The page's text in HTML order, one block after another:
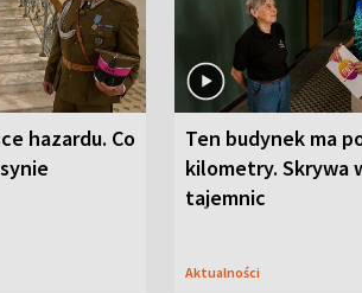
hazardu. Co
Ten budynek ma
kilometry. Skrywa
tajemnic
Aktualności